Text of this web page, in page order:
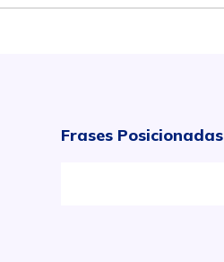
Frases Posicionadas